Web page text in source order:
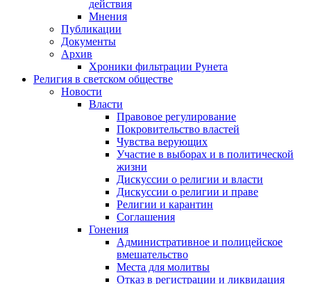
действия
Мнения
Публикации
Документы
Архив
Хроники фильтрации Рунета
Религия в светском обществе
Новости
Власти
Правовое регулирование
Покровительство властей
Чувства верующих
Участие в выборах и в политической
жизни
Дискуссии о религии и власти
Дискуссии о религии и праве
Религии и карантин
Соглашения
Гонения
Административное и полицейское
вмешательство
Места для молитвы
Отказ в регистрации и ликвидация